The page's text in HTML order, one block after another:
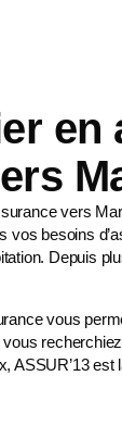
en
vers
vos besoins
Depuis
vous
, ASSUR’13